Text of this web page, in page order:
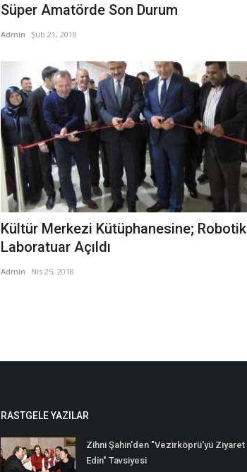
Süper Amatörde Son Durum
Admin Şub 21, 2018
Kültür Merkezi Kütüphanesine; Robotik
Laboratuar Açıldı
Admin Nis 25, 2018
RASTGELE YAZILAR
Zihni Şahin'den "Vezirköprü'yü Ziyaret
Edin" Tavsiyesi